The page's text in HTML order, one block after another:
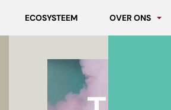
ECOSYSTEEM OVER ONS
Werken bij